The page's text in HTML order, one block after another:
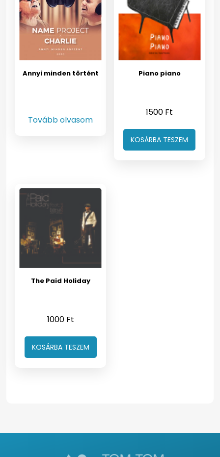
Annyi minden történt
Tovább olvasom
Piano piano
1500 Ft
KOSÁRBA TESZEM
The Paid Holiday
1000 Ft
KOSÁRBA TESZEM